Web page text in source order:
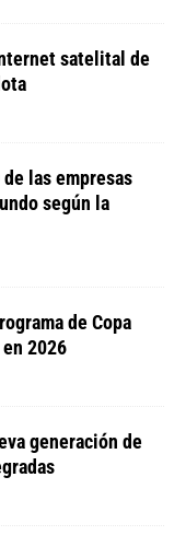
satelital de
las empresas
según la
de Copa
2026
generación de